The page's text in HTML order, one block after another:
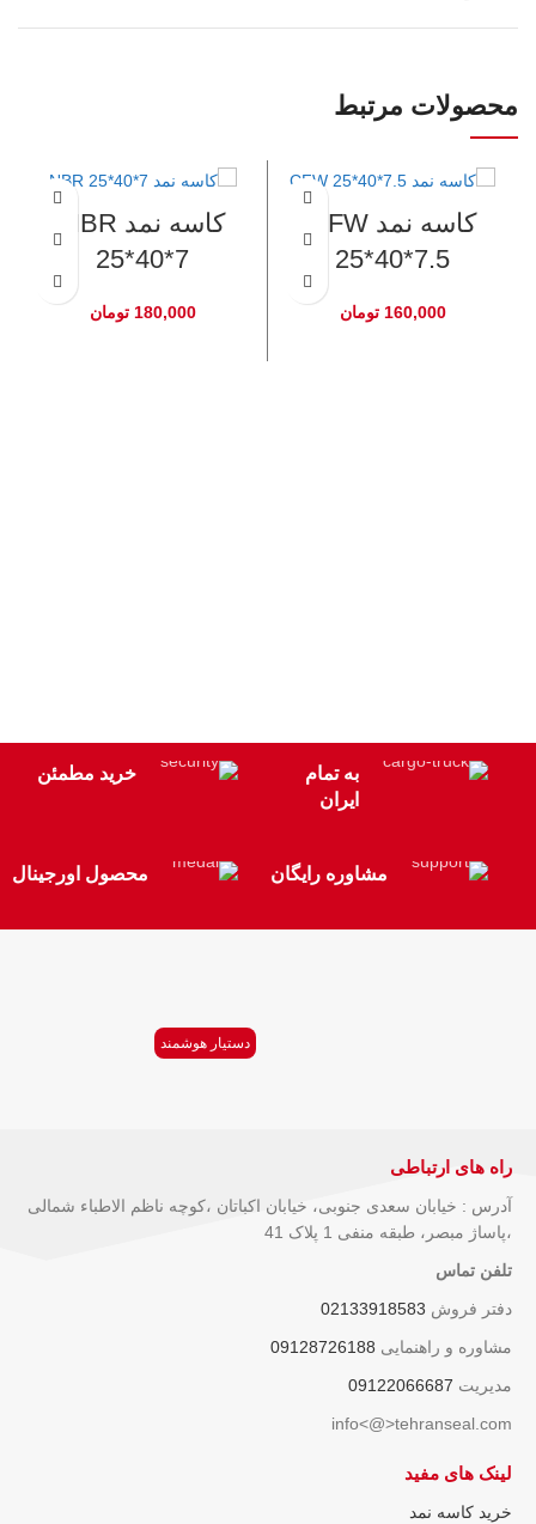
محصولات مرتبط
کاسه نمد CFW
25*40*7.5
160,000 تومان
کاسه نمد NBR
25*40*7
180,000 تومان
به تمام
ایران
خرید مطمئن
مشاوره رایگان محصول اورجینال
دستیار هوشمند
راه های ارتباطی
آدرس : خیابان سعدی جنوبی، خیابان اکباتان ،کوچه ناظم الاطباء شمالی
،پاساژ مبصر، طبقه منفی 1 پلاک 41
تلفن تماس
دفتر فروش 02133918583
مشاوره و راهنمایی 09128726188
مدیریت 09122066687
info<@>tehranseal.com
لینک های مفید
خرید کاسه نمد